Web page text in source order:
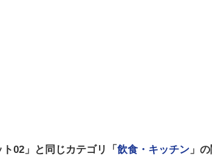
02」と同じカテゴリ「 飲食・キッチン」の